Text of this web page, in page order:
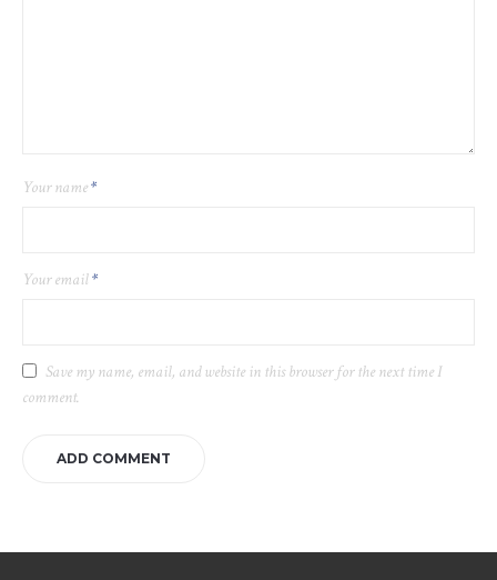
Your name*
Your email*
Save my name, email, and website in this browser for the next time I
comment.